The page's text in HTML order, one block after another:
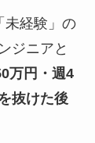
未経験」の
ジニアと
万円・週4
抜けた後